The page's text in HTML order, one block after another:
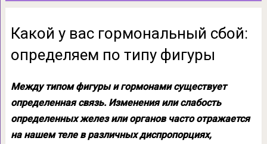
Какой у вас гормональный сбой:
определяем по типу фигуры
Между типом фигуры и гормонами существует
определенная связь. Изменения или слабость
определенных желез или органов часто отражается
на нашем теле в различных диспропорциях,